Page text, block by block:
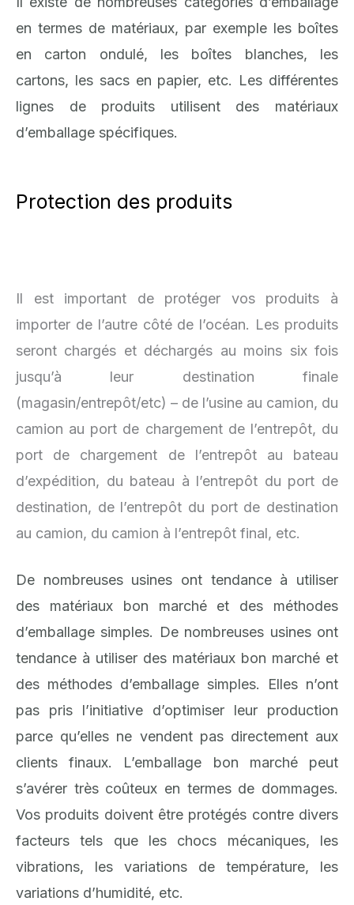
en termes de matériaux, par exemple les boîtes
en carton ondulé, les boîtes blanches, les
cartons, les sacs en papier, etc. Les différentes
lignes de produits utilisent des matériaux
d’emballage spécifiques.
Protection des produits
Il est important de protéger vos produits à
importer de l’autre côté de l’océan. Les produits
seront chargés et déchargés au moins six fois
jusqu’à leur destination finale
(magasin/entrepôt/etc) – de l’usine au camion, du
camion au port de chargement de l’entrepôt, du
port de chargement de l’entrepôt au bateau
d’expédition, du bateau à l’entrepôt du port de
destination, de l’entrepôt du port de destination
au camion, du camion à l’entrepôt final, etc.
De nombreuses usines ont tendance à utiliser
des matériaux bon marché et des méthodes
d’emballage simples. De nombreuses usines ont
tendance à utiliser des matériaux bon marché et
des méthodes d’emballage simples. Elles n’ont
pas pris l’initiative d’optimiser leur production
parce qu’elles ne vendent pas directement aux
clients finaux. L’emballage bon marché peut
s’avérer très coûteux en termes de dommages.
Vos produits doivent être protégés contre divers
facteurs tels que les chocs mécaniques, les
vibrations, les variations de température, les
variations d’humidité, etc.